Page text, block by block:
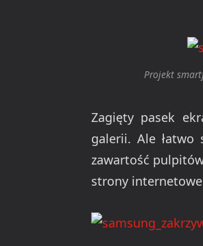
Projekt
Zagięty pasek
galerii. Ale łatwo
zawartość
strony